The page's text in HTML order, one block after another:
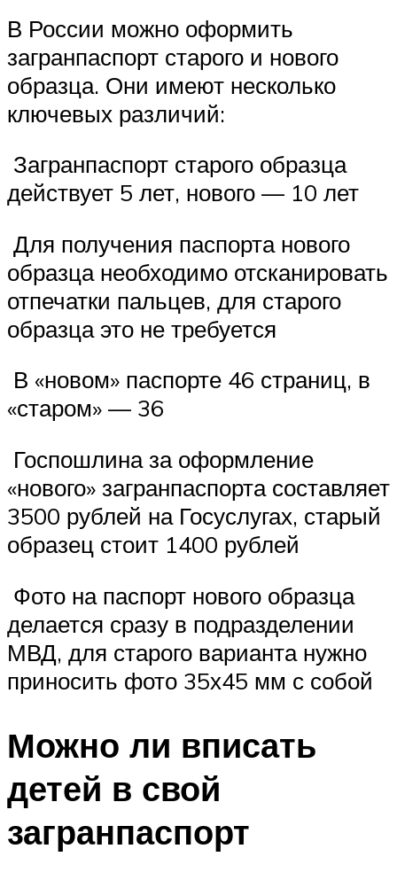
В России можно оформить
загранпаспорт старого и нового
образца. Они имеют несколько
ключевых различий:
️ Загранпаспорт старого образца
действует 5 лет, нового — 10 лет
️ Для получения паспорта нового
образца необходимо отсканировать
отпечатки пальцев, для старого
образца это не требуется
️ В «новом» паспорте 46 страниц, в
«старом» — 36
️ Госпошлина за оформление
«нового» загранпаспорта составляет
3500 рублей на Госуслугах, старый
образец стоит 1400 рублей
️ Фото на паспорт нового образца
делается сразу в подразделении
МВД, для старого варианта нужно
приносить фото 35х45 мм с собой
Можно ли вписать
детей в свой
загранпаспорт